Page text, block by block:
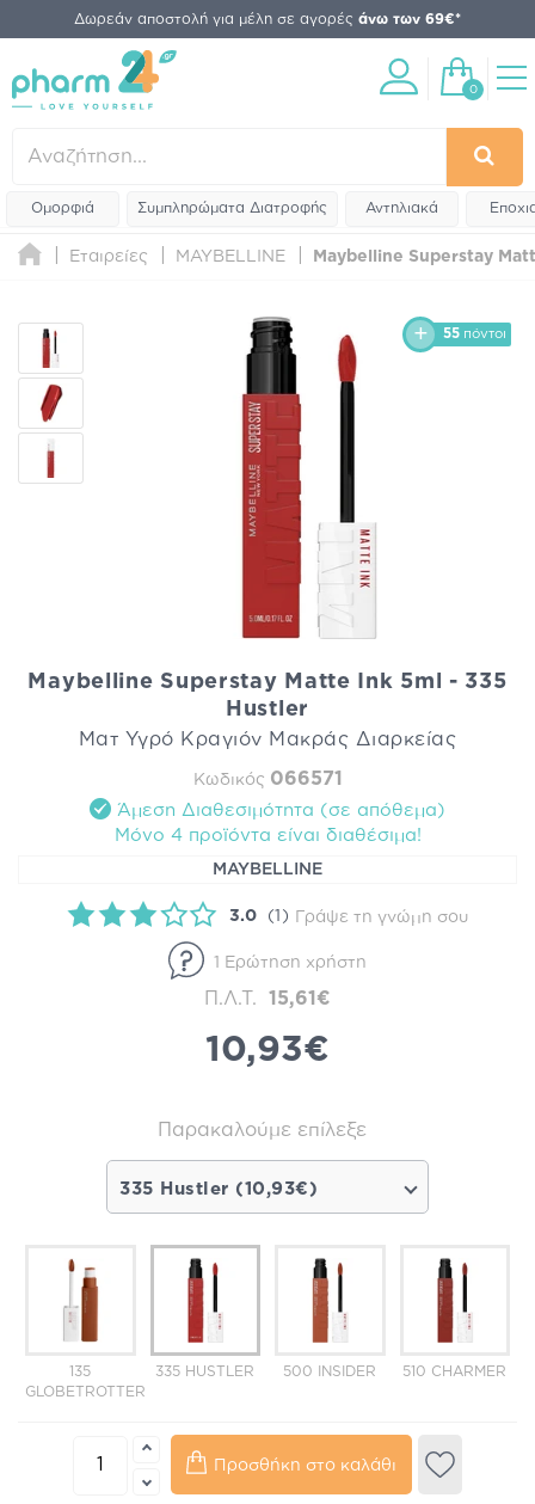
Δωρεάν αποστολή για μέλη σε αγορές άνω των 69€*
0
Ομορφιά Συμπληρώματα Διατροφής Αντηλιακά
Εταιρείες MAYBELLINE Maybelline Superstay
55 πόντοι
Maybelline Superstay Matte Ink 5ml - 335
Hustler
Ματ Υγρό Κραγιόν Μακράς Διαρκείας
Κωδικός 066571
Άμεση Διαθεσιμότητα (σε απόθεμα)
Mόνο 4 προϊόντα είναι διαθέσιμα!
MAYBELLINE
3.0 (1) Γράψε τη γνώμη σου
1 Ερώτηση χρήστη
Π.Λ.Τ. 15,61€
10,93€
Παρακαλούμε επίλεξε
335 Hustler (10,93€)
135
GLOBETROTTER
335 HUSTLER 500 INSIDER 510 CHARMER
Προσθήκη στο καλάθι